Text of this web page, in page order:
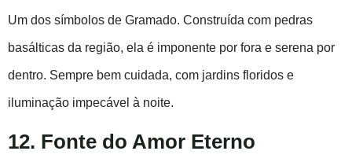
Um dos símbolos de Gramado. Construída com pedras
basálticas da região, ela é imponente por fora e serena por
dentro. Sempre bem cuidada, com jardins floridos e
iluminação impecável à noite.
12. Fonte do Amor Eterno